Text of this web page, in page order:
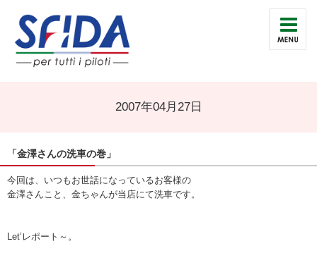
2007年04月27日
「金澤さんの洗車の巻」
今回は、いつもお世話になっているお客様の
金澤さんこと、金ちゃんが当店にて洗車です。
Let’レポート～。